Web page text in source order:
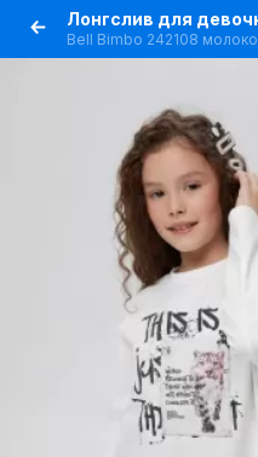
Bell Bimbo 242108 молоко